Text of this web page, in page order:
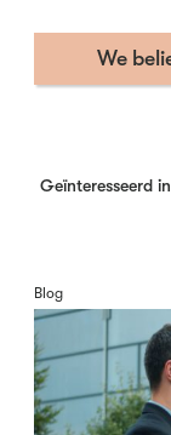
We
Geïnteresseerd in
Blog